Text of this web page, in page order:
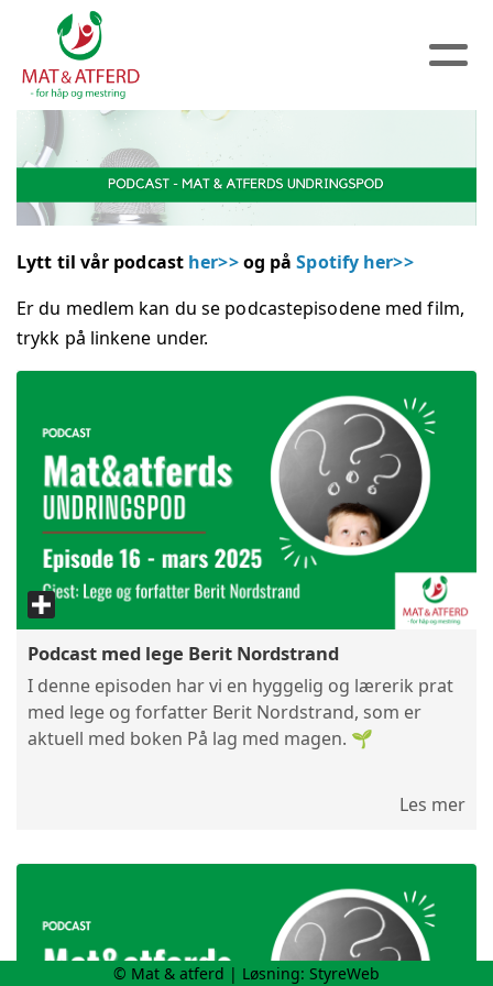
Lytt til vår podcast her>>og påSpotify her>>
Er du medlem kan du se podcastepisodene med film,
trykk på linkene under.
Podcast med lege Berit Nordstrand
I denne episoden har vi en hyggelig og lærerik prat
med lege og forfatter Berit Nordstrand, som er
aktuell med boken På lag med magen. 🌱
Les mer
© Mat & atferd | Løsning: StyreWeb